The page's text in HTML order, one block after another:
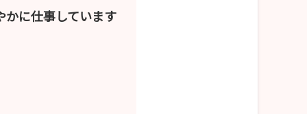
かに仕事しています